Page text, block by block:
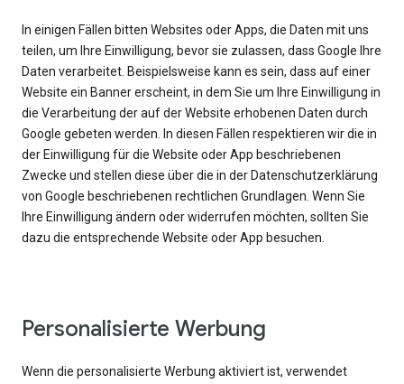
In einigen Fällen bitten Websites oder Apps, die Daten mit uns
teilen, um Ihre Einwilligung, bevor sie zulassen, dass Google Ihre
Daten verarbeitet. Beispielsweise kann es sein, dass auf einer
Website ein Banner erscheint, in dem Sie um Ihre Einwilligung in
die Verarbeitung der auf der Website erhobenen Daten durch
Google gebeten werden. In diesen Fällen respektieren wir die in
der Einwilligung für die Website oder App beschriebenen
Zwecke und stellen diese über die in der Datenschutzerklärung
von Google beschriebenen rechtlichen Grundlagen. Wenn Sie
Ihre Einwilligung ändern oder widerrufen möchten, sollten Sie
dazu die entsprechende Website oder App besuchen.
Personalisierte Werbung
Wenn die personalisierte Werbung aktiviert ist, verwendet